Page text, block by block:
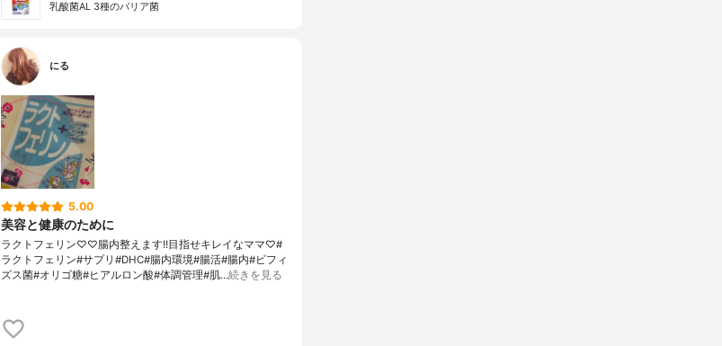
乳酸菌AL 3種のバリア菌
にる
5.00
美容と健康のために
ラクトフェリン♡♡腸内整えます!!目指せキレイなママ♡#
ラクトフェリン#サプリ#DHC#腸内環境#腸活#腸内#ビフィ
ズス菌#オリゴ糖#ヒアルロン酸#体調管理#肌…続きを見る